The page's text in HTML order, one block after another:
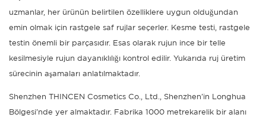
uzmanlar, her ürünün belirtilen özelliklere uygun olduğundan
emin olmak için rastgele saf rujlar seçerler. Kesme testi, rastgele
testin önemli bir parçasıdır. Esas olarak rujun ince bir telle
kesilmesiyle rujun dayanıklılığı kontrol edilir. Yukarıda ruj üretim
sürecinin aşamaları anlatılmaktadır.
Shenzhen THINCEN Cosmetics Co., Ltd., Shenzhen'in Longhua
Bölgesi'nde yer almaktadır. Fabrika 1000 metrekarelik bir alanı